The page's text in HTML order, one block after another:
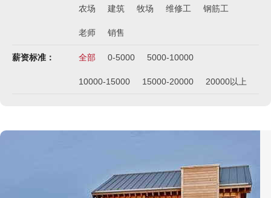
农场 建筑 牧场 维修工 钢筋工
老师 销售
薪资标准： 全部 0-5000 5000-10000
10000-15000 15000-20000 20000以上
俄罗斯-食堂厨师
￥税工后‬资是2500欧/月
西班牙剔骨工
￥1800-2200欧元/月
新西兰-面点师
￥27-30纽币/小时